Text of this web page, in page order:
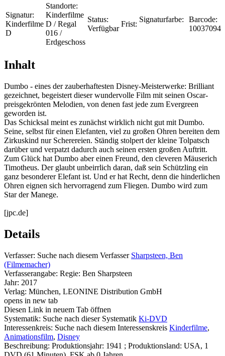
Signatur:
Kinderfilme
D
Standorte:
Kinderfilme
D / Regal
016 /
Erdgeschoss
Status:
Verfügbar
Frist:
Signaturfarbe:
Barcode:
10037094
Inhalt
Dumbo - eines der zauberhaftesten Disney-Meisterwerke: Brilliant
gezeichnet, begeistert dieser wundervolle Film mit seinen Oscar-
preisgekrönten Melodien, von denen fast jede zum Evergreen
geworden ist.
Das Schicksal meint es zunächst wirklich nicht gut mit Dumbo.
Seine, selbst für einen Elefanten, viel zu großen Ohren bereiten dem
Zirkuskind nur Scherereien. Ständig stolpert der kleine Tolpatsch
darüber und verpatzt dadurch auch seinen ersten großen Auftritt.
Zum Glück hat Dumbo aber einen Freund, den cleveren Mäuserich
Timotheus. Der glaubt unbeirrlich daran, daß sein Schützling ein
ganz besonderer Elefant ist. Und er hat Recht, denn die hinderlichen
Ohren eignen sich hervorragend zum Fliegen. Dumbo wird zum
Star der Manege.
[jpc.de]
Details
Verfasser: Suche nach diesem Verfasser Sharpsteen, Ben
(Filmemacher)
Verfasserangabe: Regie: Ben Sharpsteen
Jahr: 2017
Verlag: München, LEONINE Distribution GmbH
opens in new tab
Diesen Link in neuem Tab öffnen
Systematik: Suche nach dieser Systematik Ki-DVD
Interessenkreis: Suche nach diesem Interessenskreis Kinderfilme,
Animationsfilm, Disney
Beschreibung: Produktionsjahr: 1941 ; Produktionsland: USA, 1